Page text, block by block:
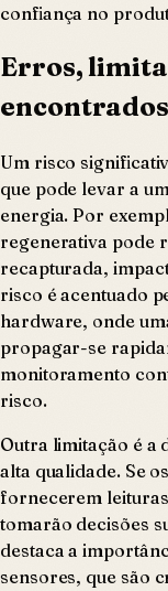
confiança no
Erros,
encontrados
Um risco
que pode levar a
energia. Por
regenerativa pode
recapturada,
risco é acentuado
hardware, onde
propagar-se
monitoramento
risco.
Outra limitação é a
alta qualidade. Se
fornecerem
tomarão decisões
destaca a
sensores, que são